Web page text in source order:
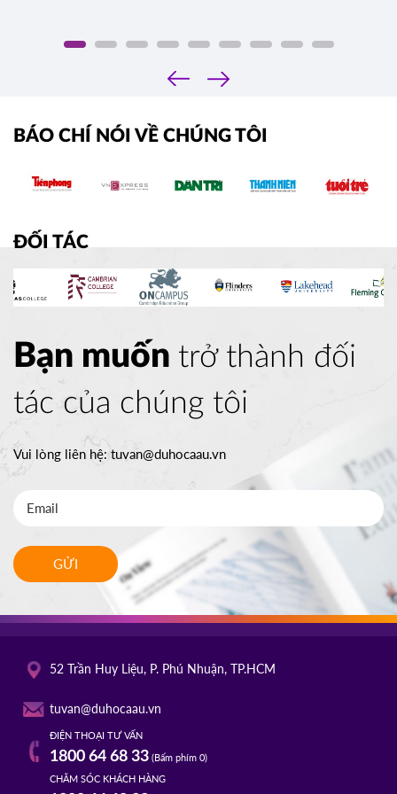
‹
›
BÁO CHÍ NÓI VỀ CHÚNG TÔI
ĐỐI TÁC
Bạn muốn trở thành đối
tác của chúng tôi
Vui lòng liên hệ:tuvan@duhocaau.vn
GỬI
52 Trần Huy Liệu, P. Phú Nhuận, TP.HCM
tuvan@duhocaau.vn
ĐIỆN THOẠI TƯ VẤN
1800 64 68 33(Bấm phím 0)
CHĂM SÓC KHÁCH HÀNG